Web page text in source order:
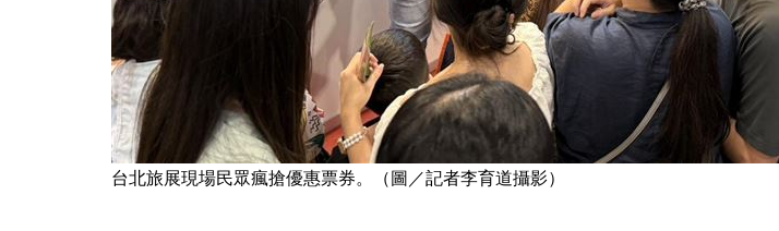
台北旅展現場民眾瘋搶優惠票券。（圖／記者李育道攝影）